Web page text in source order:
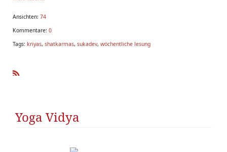
Ansichten: 74
Kommentare: 0
Tags: kriyas, shatkarmas, sukadev, wöchentliche lesung
Yoga Vidya